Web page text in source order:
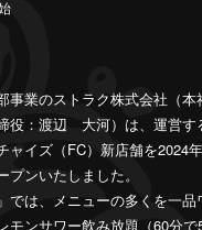
事業のストラク株式会社（
役：渡辺 大河）は、運営す
ャイズ（FC）新店舗を2024
ンいたしました。
では、メニューの多くを一
モンサワー飲み放題（60分で